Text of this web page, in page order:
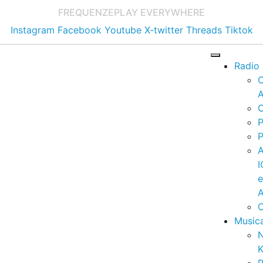
FREQUENZEPLAY EVERYWHERE
Instagram Facebook Youtube X-twitter Threads Tiktok
Radio
e